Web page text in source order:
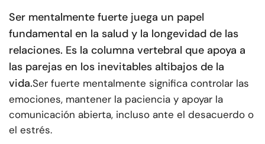
Ser mentalmente fuerte juega un papel
fundamental en la salud y la longevidad de las
relaciones. Es la columna vertebral que apoya a
las parejas en los inevitables altibajos de la
vida.Ser fuerte mentalmente significa controlar las
emociones, mantener la paciencia y apoyar la
comunicación abierta, incluso ante el desacuerdo o
el estrés.